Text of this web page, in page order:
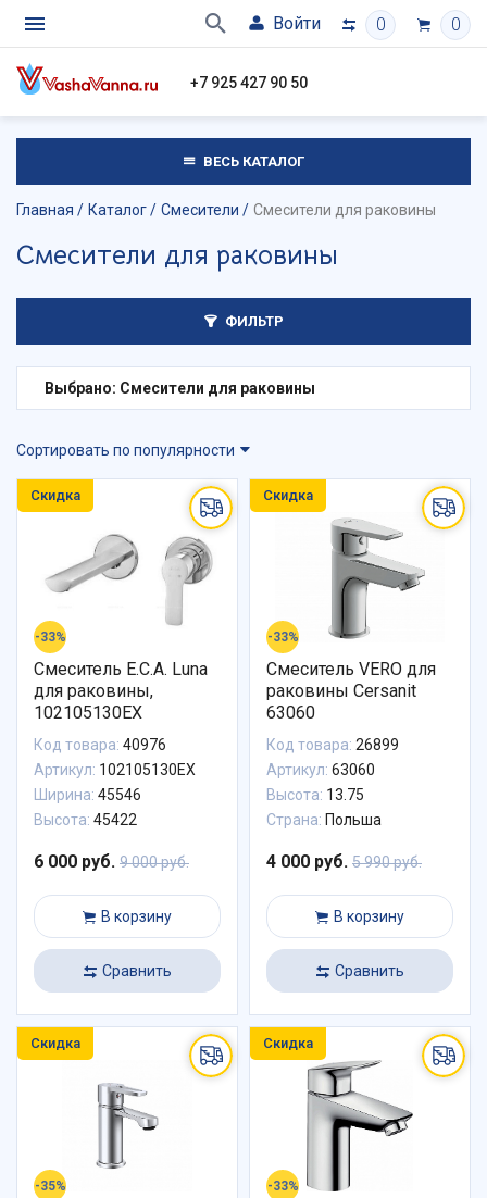
Войти 0 0
+7 925 427 90 50
ВЕСЬ КАТАЛОГ
Главная Каталог Смесители Смесители для раковины
Смесители для раковины
ФИЛЬТР
Выбрано: Смесители для раковины
Сортировать по популярности
Скидка
-33%
Смеситель E.C.A. Luna
для раковины,
102105130EX
Код товара: 40976
Артикул: 102105130EX
Ширина: 45546
Высота: 45422
6 000 руб. 9 000 руб.
В корзину
Сравнить
Скидка
-33%
Смеситель VERO для
раковины Cersanit
63060
Код товара: 26899
Артикул: 63060
Высота: 13.75
Страна: Польша
4 000 руб. 5 990 руб.
В корзину
Сравнить
Скидка
-35%
Скидка
-33%